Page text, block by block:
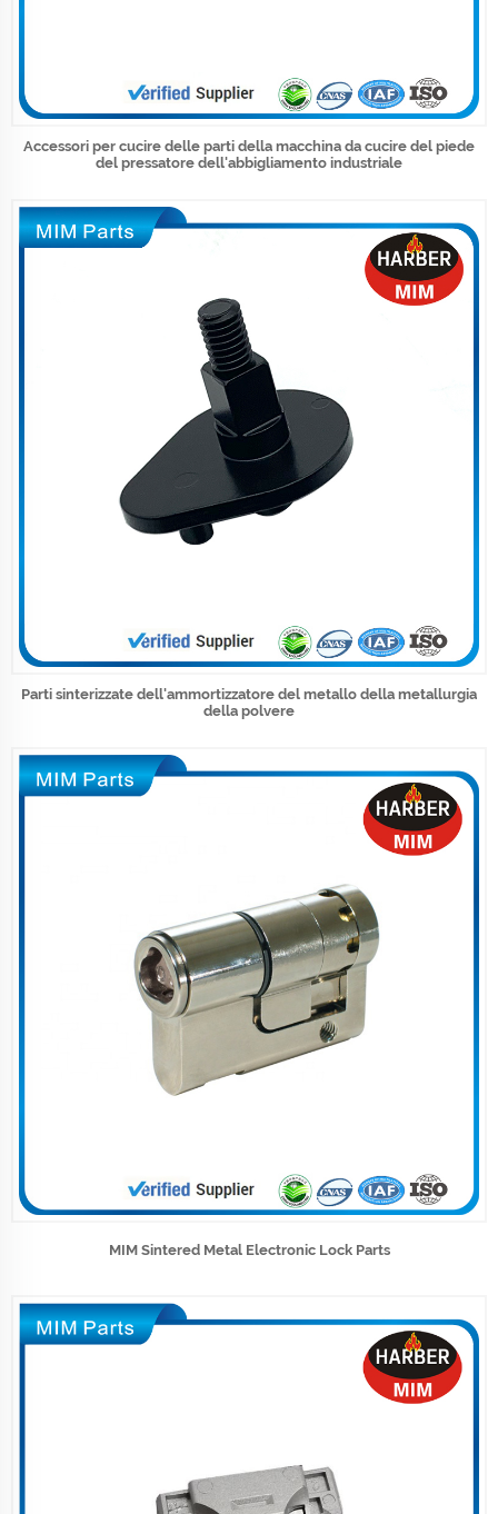
Accessori per cucire delle parti della macchina da cucire del piede
del pressatore dell'abbigliamento industriale
Parti sinterizzate dell'ammortizzatore del metallo della metallurgia
della polvere
MIM Sintered Metal Electronic Lock Parts